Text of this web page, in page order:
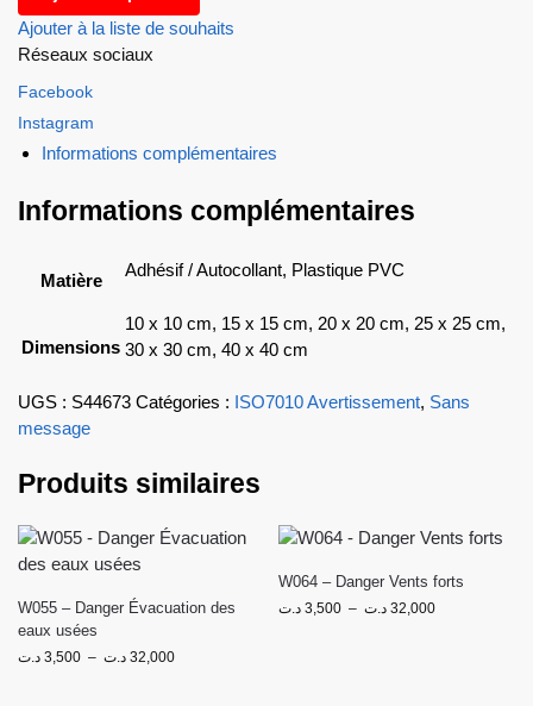
Ajouter à la liste de souhaits
Réseaux sociaux
Facebook
Instagram
Informations complémentaires
Informations complémentaires
Matière
Adhésif / Autocollant, Plastique PVC
Dimensions
10 x 10 cm, 15 x 15 cm, 20 x 20 cm, 25 x 25 cm,
30 x 30 cm, 40 x 40 cm
UGS : S44673 Catégories : ISO7010 Avertissement, Sans
message
Produits similaires
W055 – Danger Évacuation des
eaux usées
3,500 د.ت – 32,000 د.ت
W064 – Danger Vents forts
3,500 د.ت – 32,000 د.ت